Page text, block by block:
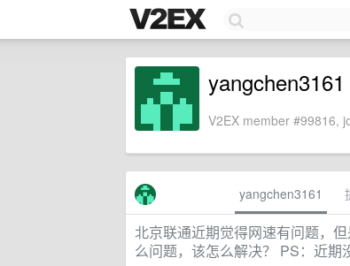
yangchen3161
V2EX member #99816,
yangchen3161
北京联通近期觉得网速有问题，
么问题，该怎么解决？ PS：近期